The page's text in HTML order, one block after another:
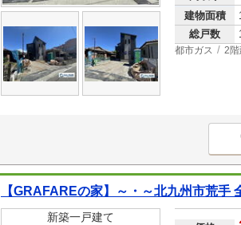
建物面積
総戸数
都市ガス 2階
【GRAFAREの家】～・～北九州市荒手
新築一戸建て